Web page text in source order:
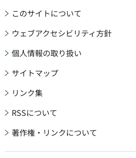
このサイトについて
ウェブアクセシビリティ方針
個人情報の取り扱い
サイトマップ
リンク集
RSSについて
著作権・リンクについて